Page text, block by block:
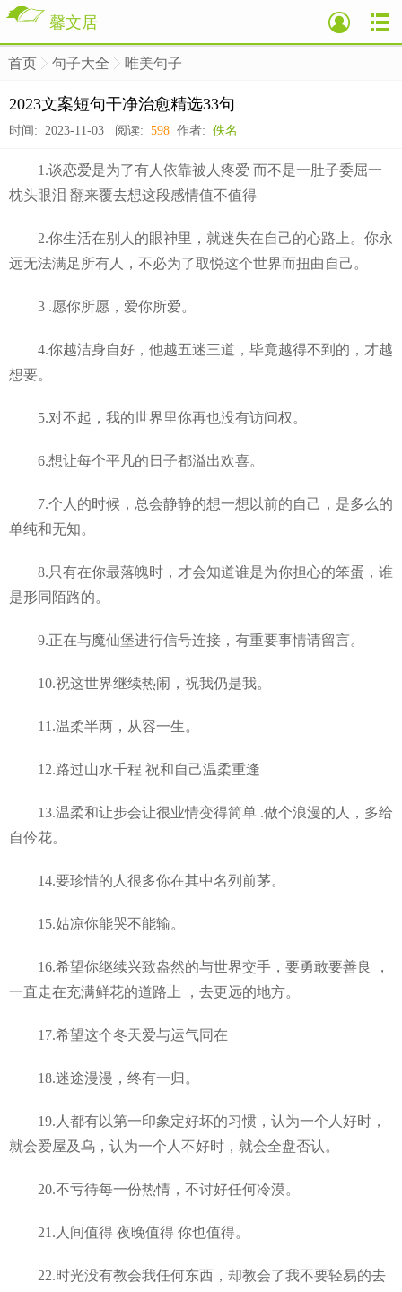
馨文居
首页 句子大全 唯美句子
2023文案短句干净治愈精选33句
时间: 2023-11-03 阅读: 598 作者: 佚名
1.谈恋爱是为了有人依靠被人疼爱 而不是一肚子委屈一
枕头眼泪 翻来覆去想这段感情值不值得
2.你生活在别人的眼神里，就迷失在自己的心路上。你永
远无法满足所有人，不必为了取悦这个世界而扭曲自己。
3 .愿你所愿，爱你所爱。
4.你越洁身自好，他越五迷三道，毕竟越得不到的，才越
想要。
5.对不起，我的世界里你再也没有访问权。
6.想让每个平凡的日子都溢出欢喜。
7.个人的时候，总会静静的想一想以前的自己，是多么的
单纯和无知。
8.只有在你最落魄时，才会知道谁是为你担心的笨蛋，谁
是形同陌路的。
9.正在与魔仙堡进行信号连接，有重要事情请留言。
10.祝这世界继续热闹，祝我仍是我。
11.温柔半两，从容一生。
12.路过山水千程 祝和自己温柔重逢
13.温柔和让步会让很业情变得简单 .做个浪漫的人，多给
自仱花。
14.要珍惜的人很多你在其中名列前茅。
15.姑凉你能哭不能输。
16.希望你继续兴致盎然的与世界交手，要勇敢要善良 ，
一直走在充满鲜花的道路上 ，去更远的地方。
17.希望这个冬天爱与运气同在
18.迷途漫漫，终有一归。
19.人都有以第一印象定好坏的习惯，认为一个人好时，
就会爱屋及乌，认为一个人不好时，就会全盘否认。
20.不亏待每一份热情，不讨好任何冷漠。
21.人间值得 夜晚值得 你也值得。
22.时光没有教会我任何东西，却教会了我不要轻易的去